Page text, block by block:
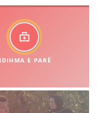
E PARË